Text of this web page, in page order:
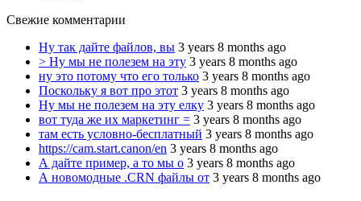
Свежие комментарии
Ну так дайте файлов, вы 3 years 8 months ago
> Ну мы не полезем на эту 3 years 8 months ago
ну это потому что его только 3 years 8 months ago
Поскольку я вот про этот 3 years 8 months ago
Ну мы не полезем на эту елку 3 years 8 months ago
вот туда же их маркетинг = 3 years 8 months ago
там есть условно-бесплатный 3 years 8 months ago
https://cam.start.canon/en 3 years 8 months ago
А дайте пример, а то мы о 3 years 8 months ago
А новомодные .CRN файлы от 3 years 8 months ago